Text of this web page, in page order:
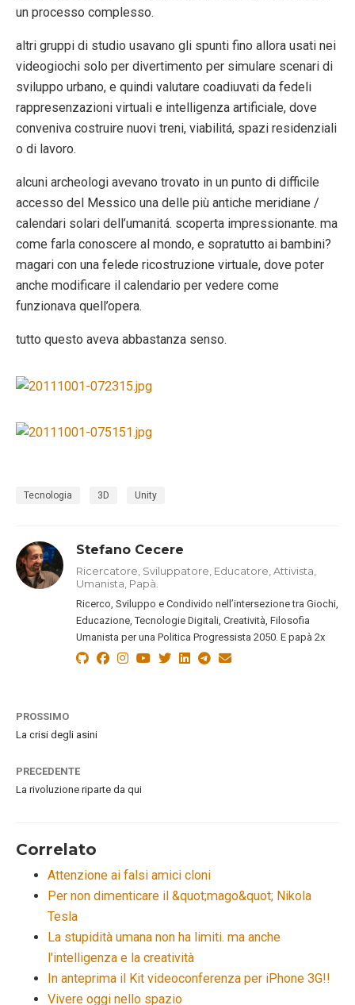
un processo complesso.
altri gruppi di studio usavano gli spunti fino allora usati nei
videogiochi solo per divertimento per simulare scenari di
sviluppo urbano, e quindi valutare coadiuvati da fedeli
rappresenzazioni virtuali e intelligenza artificiale, dove
conveniva costruire nuovi treni, viabilitá, spazi residenziali
o di lavoro.
alcuni archeologi avevano trovato in un punto di difficile
accesso del Messico una delle più antiche meridiane /
calendari solari dell’umanitá. scoperta impressionante. ma
come farla conoscere al mondo, e sopratutto ai bambini?
magari con una felede ricostruzione virtuale, dove poter
anche modificare il calendario per vedere come
funzionava quell’opera.
tutto questo aveva abbastanza senso.
Tecnologia 3D Unity
Stefano Cecere
Ricercatore, Sviluppatore, Educatore, Attivista,
Umanista, Papà.
Ricerco, Sviluppo e Condivido nell’intersezione tra Giochi,
Educazione, Tecnologie Digitali, Creatività, Filosofia
Umanista per una Politica Progressista 2050. E papà 2x
PROSSIMO
La crisi degli asini
PRECEDENTE
La rivoluzione riparte da qui
Correlato
Attenzione ai falsi amici cloni
Per non dimenticare il &quot;mago&quot; Nikola
Tesla
La stupidità umana non ha limiti. ma anche
l'intelligenza e la creatività
In anteprima il Kit videoconferenza per iPhone 3G!!
Vivere oggi nello spazio